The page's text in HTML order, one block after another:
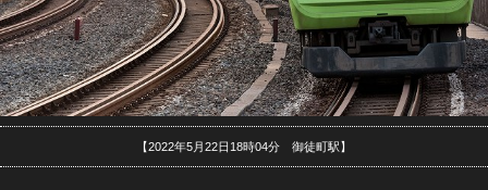
【2022年5月22日18時04分 御徒町駅】